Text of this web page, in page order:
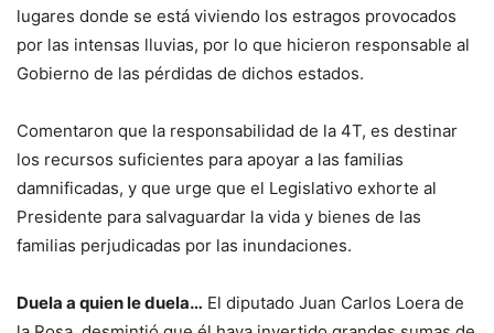
lugares donde se está viviendo los estragos provocados
por las intensas lluvias, por lo que hicieron responsable al
Gobierno de las pérdidas de dichos estados.
Comentaron que la responsabilidad de la 4T, es destinar
los recursos suficientes para apoyar a las familias
damnificadas, y que urge que el Legislativo exhorte al
Presidente para salvaguardar la vida y bienes de las
familias perjudicadas por las inundaciones.
Duela a quien le duela… El diputado Juan Carlos Loera de